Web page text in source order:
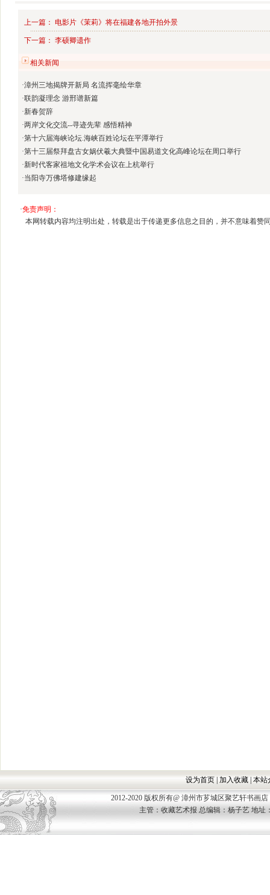
上一篇： 电影片《茉莉》将在福建各地开拍外景
下一篇： 李硕卿遗作
相关新闻
·漳州三地揭牌开新局 名流挥毫绘华章
·联韵凝理念 游邢谱新篇
·新春贺辞
·两岸文化交流--寻迹先辈 感悟精神
·第十六届海峡论坛.海峡百姓论坛在平潭举行
·第十三届祭拜盘古女娲伏羲大典暨中国易道文化高峰论坛在周口举行
·新时代客家祖地文化学术会议在上杭举行
·当阳寺万佛塔修建缘起
·免责声明：
本网转载内容均注明出处，转载是出于传递更多信息之目的，并不意味着赞
设为首页 加入收藏 本站
2012-2020 版权所有@ 漳州市芗城区聚艺轩书画
主管：收藏艺术报 总编辑：杨子艺 地